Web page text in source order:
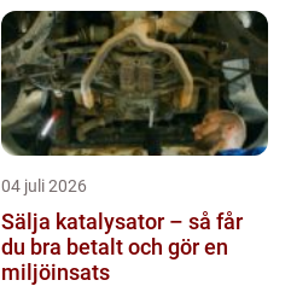
04 juli 2026
Sälja katalysator – så får
du bra betalt och gör en
miljöinsats